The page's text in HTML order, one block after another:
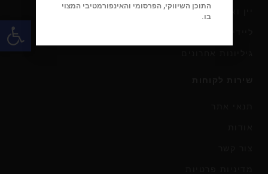
יין ואלכוהול
התוכן השיווקי, הפרסומי והאינפורמטיבי המצוי
בו.